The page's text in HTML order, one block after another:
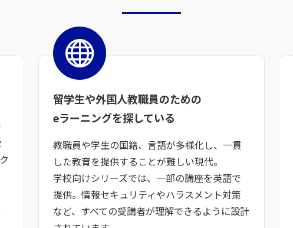
留学生や外国人教職員のための
eラーニングを探している
教職員や学生の国籍、言語が多様化し、一貫
した教育を提供することが難しい現代。
学校向けシリーズでは、一部の講座を英語で
提供。情報セキュリティやハラスメント対策
など、すべての受講者が理解できるように設計